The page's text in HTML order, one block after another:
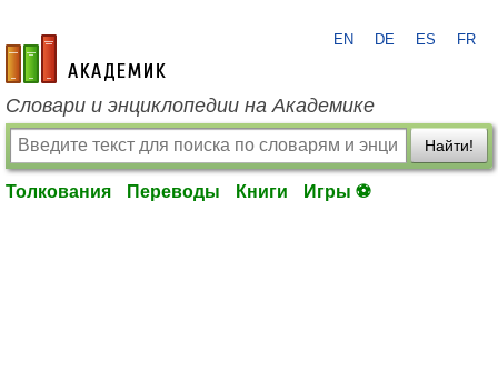
academic.ru
EN DE ES FR
Словари и энциклопедии на Академике
Найти!
Толкования Переводы Книги Игры ⚽